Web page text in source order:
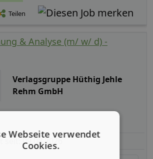
Teilen
& Analyse (m/ w/ d) -
Verlagsgruppe Hüthig Jehle
Rehm GmbH
seit: 09.08.2026
Webseite verwendet
Cookies.